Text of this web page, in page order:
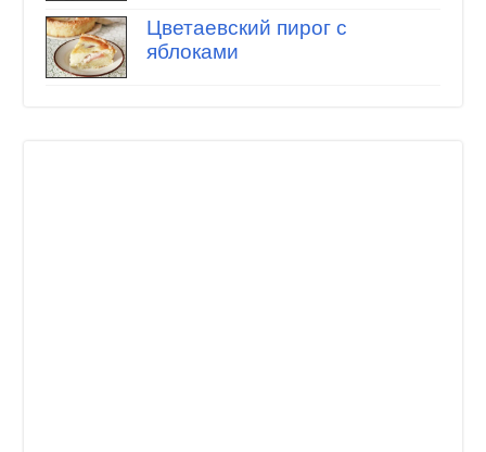
Цветаевский пирог с
яблоками